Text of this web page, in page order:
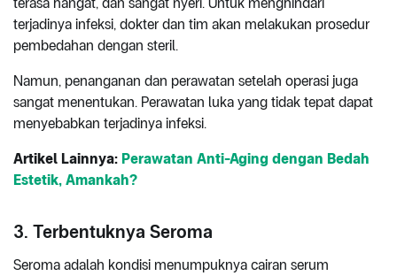
terjadinya infeksi, dokter dan tim akan melakukan prosedur
pembedahan dengan steril.
Namun, penanganan dan perawatan setelah operasi juga
sangat menentukan. Perawatan luka yang tidak tepat dapat
menyebabkan terjadinya infeksi.
Artikel Lainnya: Perawatan Anti-Aging dengan Bedah
Estetik, Amankah?
3. Terbentuknya Seroma
Seroma adalah kondisi menumpuknya cairan serum